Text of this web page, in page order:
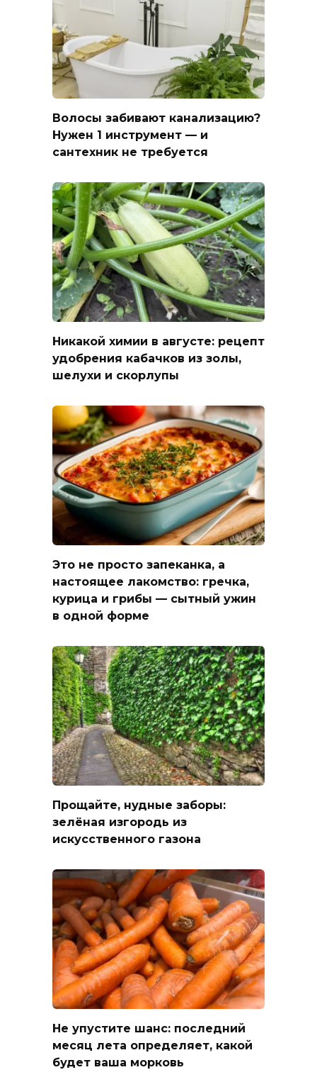
Волосы забивают канализацию?
Нужен 1 инструмент — и
сантехник не требуется
Никакой химии в августе: рецепт
удобрения кабачков из золы,
шелухи и скорлупы
Это не просто запеканка, а
настоящее лакомство: гречка,
курица и грибы — сытный ужин
в одной форме
Прощайте, нудные заборы:
зелёная изгородь из
искусственного газона
Не упустите шанс: последний
месяц лета определяет, какой
будет ваша морковь